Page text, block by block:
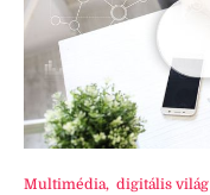
Multimédia, digitális világ